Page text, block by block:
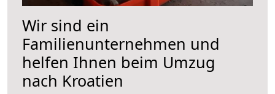
Wir sind ein
Familienunternehmen und
helfen Ihnen beim Umzug
nach Kroatien